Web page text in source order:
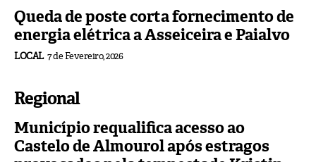
Queda de poste corta fornecimento de
energia elétrica a Asseiceira e Paialvo
LOCAL 7 de Fevereiro, 2026
Regional
Município requalifica acesso ao
Castelo de Almourol após estragos